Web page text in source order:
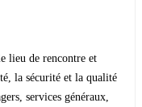
lieu de rencontre et
la sécurité et la qualité
services généraux,